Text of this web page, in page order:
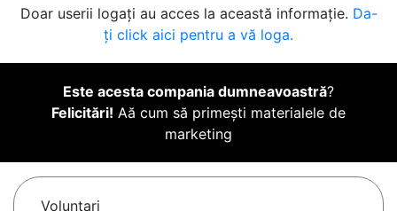
Doar userii logați au acces la această informație. Da-
ți click aici pentru a vă loga.
Este acesta compania dumneavoastră?
Felicitări! Aă cum să primești materialele de
marketing
Voluntari